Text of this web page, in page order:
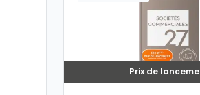
Prix de